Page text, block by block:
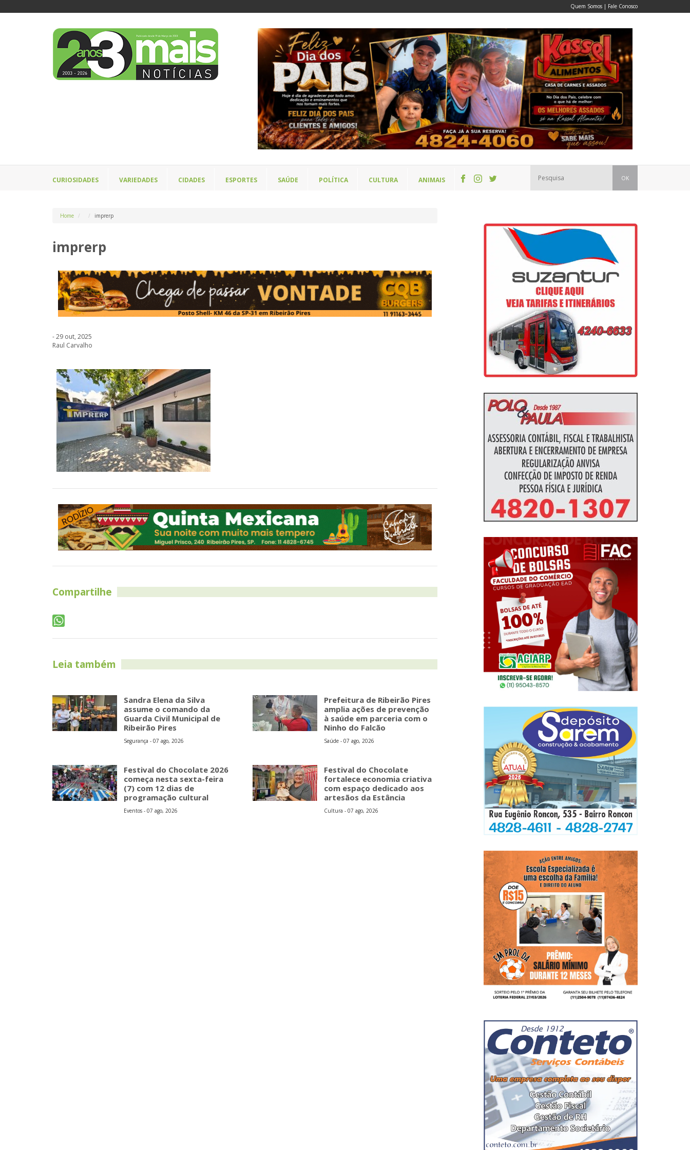
Quem Somos | Fale Conosco
CURIOSIDADES VARIEDADES CIDADES ESPORTES SAÚDE POLÍTICA CULTURA ANIMAIS OK
Home imprerp
imprerp
- 29 out, 2025
Raul Carvalho
Compartilhe
Leia também
Sandra Elena da Silva
assume o comando da
Guarda Civil Municipal de
Ribeirão Pires
Segurança - 07 ago, 2026
Prefeitura de Ribeirão Pires
amplia ações de prevenção
à saúde em parceria com o
Ninho do Falcão
Saúde - 07 ago, 2026
Festival do Chocolate 2026
começa nesta sexta-feira
(7) com 12 dias de
programação cultural
Eventos - 07 ago, 2026
Festival do Chocolate
fortalece economia criativa
com espaço dedicado aos
artesãos da Estância
Cultura - 07 ago, 2026